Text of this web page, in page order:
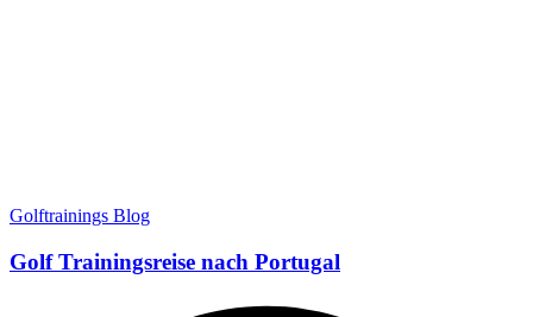
Golftrainings Blog
Golf Trainingsreise nach Portugal